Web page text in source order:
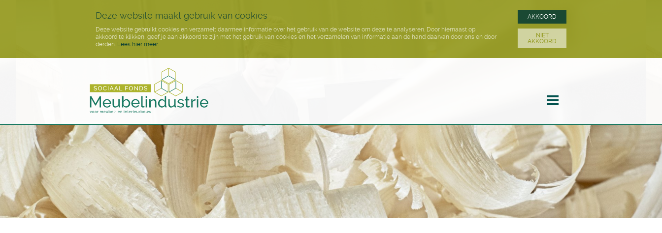
Deze website maakt gebruik van cookies
Deze website gebruikt cookies en verzamelt daarmee informatie over het gebruik van de website om deze te analyseren. Door hiernaast op
akkoord te klikken, geef je aan akkoord te zijn met het gebruik van cookies en het verzamelen van informatie aan de hand daarvan door ons en door
derden. Lees hier meer.
AKKOORD
NIET
AKKOORD